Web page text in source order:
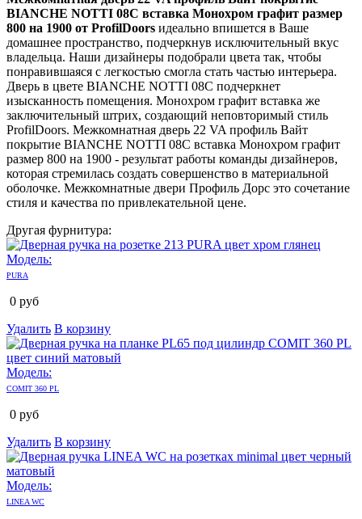
BIANCHE NOTTI 08C вставка Монохром графит размер
800 на 1900 от ProfilDoors идеально впишется в Ваше
домашнее пространство, подчеркнув исключительный вкус
владельца. Наши дизайнеры подобрали цвета так, чтобы
понравившаяся с легкостью смогла стать частью интерьера.
Дверь в цвете BIANCHE NOTTI 08C подчеркнет
изысканность помещения. Монохром графит вставка же
заключительный штрих, создающий неповторимый стиль
ProfilDoors. Межкомнатная дверь 22 VA профиль Вайт
покрытие BIANCHE NOTTI 08C вставка Монохром графит
размер 800 на 1900 - результат работы команды дизайнеров,
которая стремилась создать совершенство в материальной
оболочке. Межкомнатные двери Профиль Дорс это сочетание
стиля и качества по привлекательной цене.
Другая фурнитура:
Модель:
PURA
0 руб
Удалить В корзину
Модель:
COMIT 360 PL
0 руб
Удалить В корзину
Модель:
LINEA WC